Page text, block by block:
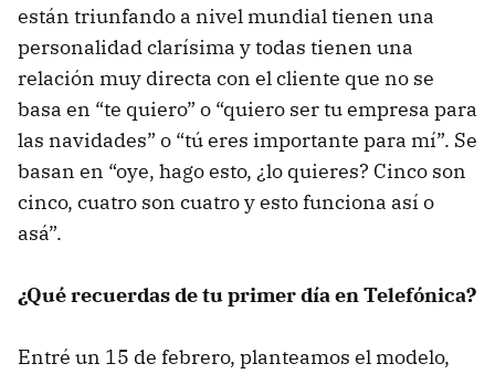
están triunfando a nivel mundial tienen una
personalidad clarísima y todas tienen una
relación muy directa con el cliente que no se
basa en “te quiero” o “quiero ser tu empresa para
las navidades” o “tú eres importante para mí”. Se
basan en “oye, hago esto, ¿lo quieres? Cinco son
cinco, cuatro son cuatro y esto funciona así o
asá”.
¿Qué recuerdas de tu primer día en Telefónica?
Entré un 15 de febrero, planteamos el modelo,